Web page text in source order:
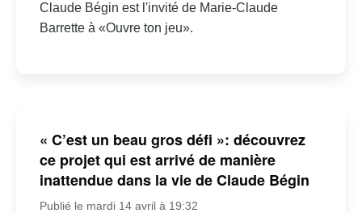
Claude Bégin est l'invité de Marie-Claude
Barrette à «Ouvre ton jeu».
« C’est un beau gros défi »: découvrez
ce projet qui est arrivé de manière
inattendue dans la vie de Claude Bégin
Publié le mardi 14 avril à 19:32